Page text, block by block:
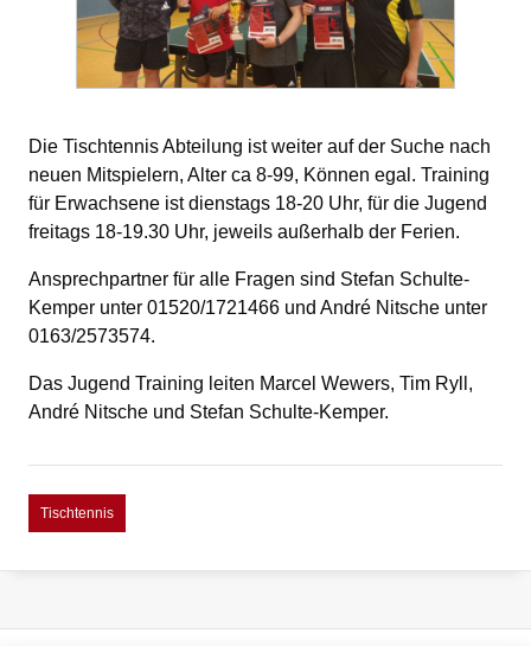
Die Tischtennis Abteilung ist weiter auf der Suche nach
neuen Mitspielern, Alter ca 8-99, Können egal. Training
für Erwachsene ist dienstags 18-20 Uhr, für die Jugend
freitags 18-19.30 Uhr, jeweils außerhalb der Ferien.
Ansprechpartner für alle Fragen sind Stefan Schulte-
Kemper unter 01520/1721466 und André Nitsche unter
0163/2573574.
Das Jugend Training leiten Marcel Wewers, Tim Ryll,
André Nitsche und Stefan Schulte-Kemper.
Tischtennis